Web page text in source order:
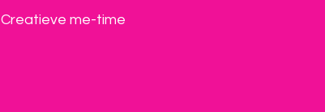
Creatieve me-time